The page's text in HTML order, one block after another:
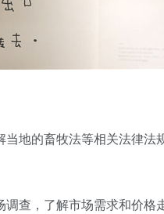
地的畜牧法等相关法律法
查，了解市场需求和价格